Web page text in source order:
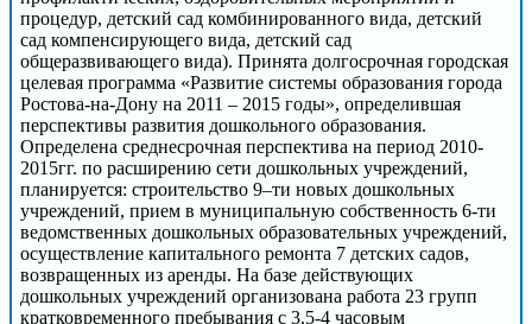
процедур, детский сад комбинированного вида, детский
сад компенсирующего вида, детский сад
общеразвивающего вида). Принята долгосрочная городская
целевая программа «Развитие системы образования города
Ростова-на-Дону на 2011 – 2015 годы», определившая
перспективы развития дошкольного образования.
Определена среднесрочная перспектива на период 2010-
2015гг. по расширению сети дошкольных учреждений,
планируется: строительство 9–ти новых дошкольных
учреждений, прием в муниципальную собственность 6-ти
ведомственных дошкольных образовательных учреждений,
осуществление капитального ремонта 7 детских садов,
возвращенных из аренды. На базе действующих
дошкольных учреждений организована работа 23 групп
кратковременного пребывания с 3,5-4 часовым